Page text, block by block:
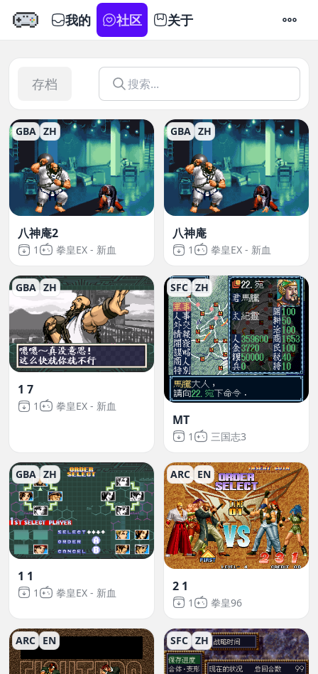
我的 社区 关于 设置
存档
GBA ZH
八神庵2
1 拳皇EX - 新血
GBA ZH
八神庵
1 拳皇EX - 新血
GBA ZH
1 7
1 拳皇EX - 新血
SFC ZH
MT
1 三国志3
GBA ZH
1 1
1 拳皇EX - 新血
ARC EN
2 1
1 拳皇96
ARC EN SFC ZH